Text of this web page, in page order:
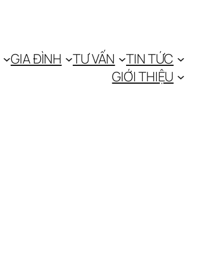
GIA ĐÌNH TƯ VẤN
TIN TỨC
GIỚI THIỆU